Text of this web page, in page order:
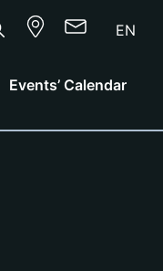
EN
Events’ Calendar